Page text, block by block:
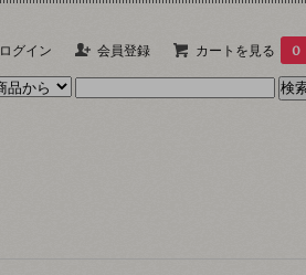
ログイン 会員登録 カートを見る 0